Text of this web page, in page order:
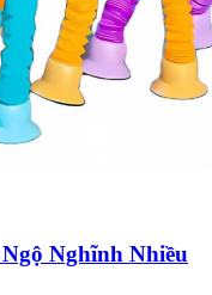
Nghĩnh Nhiều